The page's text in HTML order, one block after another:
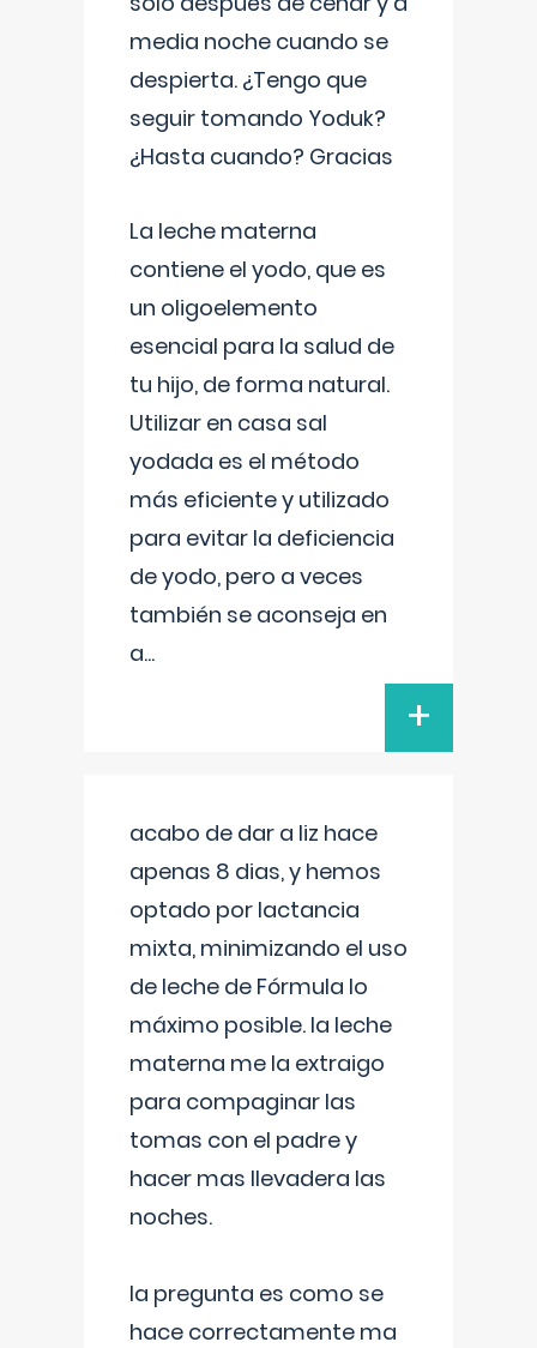
media noche cuando se
despierta. ¿Tengo que
seguir tomando Yoduk?
¿Hasta cuando? Gracias
La leche materna
contiene el yodo, que es
un oligoelemento
esencial para la salud de
tu hijo, de forma natural.
Utilizar en casa sal
yodada es el método
más eficiente y utilizado
para evitar la deficiencia
de yodo, pero a veces
también se aconseja en
a...
+
acabo de dar a liz hace
apenas 8 dias, y hemos
optado por lactancia
mixta, minimizando el uso
de leche de Fórmula lo
máximo posible. la leche
materna me la extraigo
para compaginar las
tomas con el padre y
hacer mas llevadera las
noches.
la pregunta es como se
hace correctamente ma